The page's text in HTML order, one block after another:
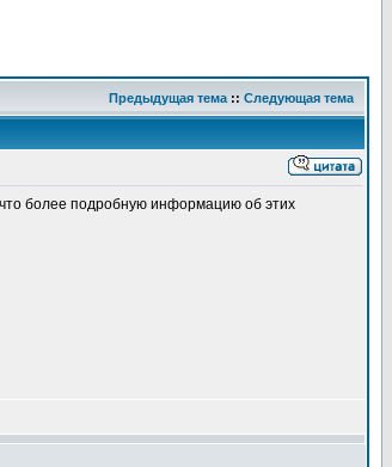
Предыдущая тема :: Следующая тема
более подробную информацию об этих